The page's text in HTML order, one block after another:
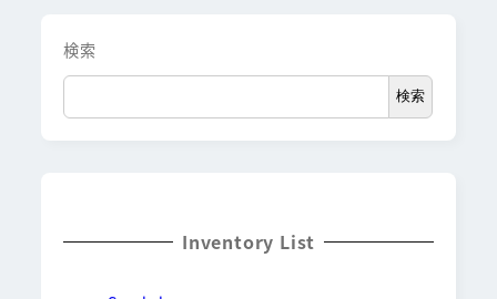
検索
検索
Inventory List